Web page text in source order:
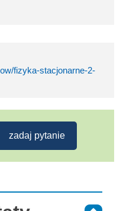
fizyka-stacjonarne-2-
zadaj pytanie